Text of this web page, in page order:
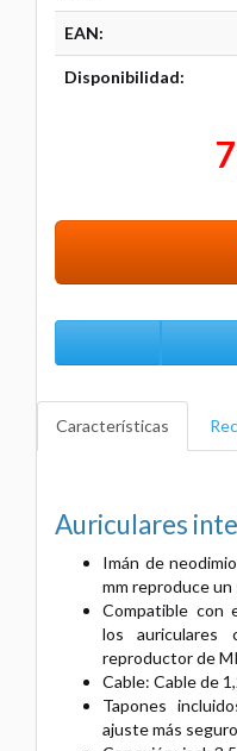
EAN:
Disponibilidad:
Características
Auriculares
Imán de
mm reproduce
Compatible con
los auriculares
reproductor de
Cable: Cable de
Tapones
ajuste más seguro